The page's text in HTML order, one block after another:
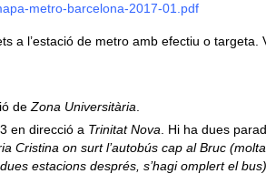
metro-barcelona-2017-01.pdf
a l’estació de metro amb efectiu o targeta.
deZona Universitària.
en direcció a Trinitat Nova. Hi ha dues
Cristina on surt l’autobús cap al Bruc
estacions després, s’hagi omplert el